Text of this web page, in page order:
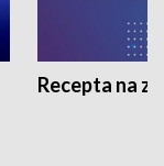
Recepta na